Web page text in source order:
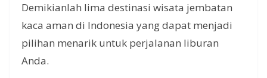
Demikianlah lima destinasi wisata jembatan
kaca aman di Indonesia yang dapat menjadi
pilihan menarik untuk perjalanan liburan
Anda.